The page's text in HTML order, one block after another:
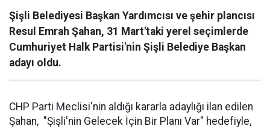
Şişli Belediyesi Başkan Yardımcısı ve şehir plancısı
Resul Emrah Şahan, 31 Mart'taki yerel seçimlerde
Cumhuriyet Halk Partisi'nin Şişli Belediye Başkan
adayı oldu.
CHP Parti Meclisi'nin aldığı kararla adaylığı ilan edilen
Şahan, "Şişli'nin Gelecek İçin Bir Planı Var" hedefiyle,